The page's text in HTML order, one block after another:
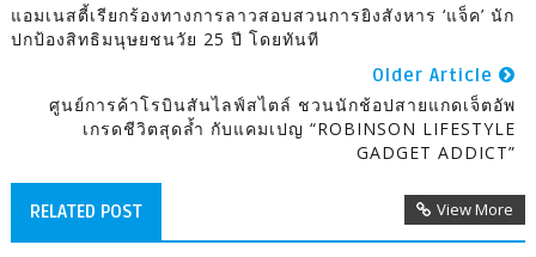
แอมเนสตี้เรียกร้องทางการลาวสอบสวนการยิงสังหาร ‘แจ็ค’ นัก
ปกป้องสิทธิมนุษยชนวัย 25 ปี โดยทันที
Older Article
ศูนย์การค้าโรบินสันไลฟ์สไตล์ ชวนนักช้อปสายแกดเจ็ตอัพ
เกรดชีวิตสุดล้ำ กับแคมเปญ “ROBINSON LIFESTYLE
GADGET ADDICT”
RELATED POST View More